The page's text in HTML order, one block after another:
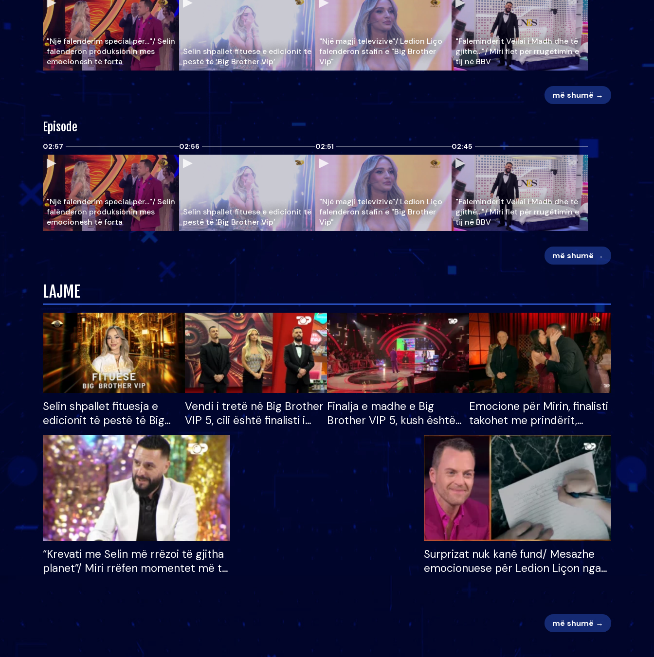
"Një falenderim special për…"/ Selin
falënderon produksionin mes
emocionesh të forta
Selin shpallet fituese e edicionit të
pestë të ‘Big Brother Vip’
"Një magji televizive"/ Ledion Liço
falenderon stafin e "Big Brother
Vip"
"Faleminderit Vëllai i Madh dhe të
gjithë…"/ Miri flet për rrugëtimin e
tij në BBV
më shumë →
Episode
02:57
"Një falenderim special për…"/ Selin
falënderon produksionin mes
emocionesh të forta
02:56
Selin shpallet fituese e edicionit të
pestë të ‘Big Brother Vip’
02:51
"Një magji televizive"/ Ledion Liço
falenderon stafin e "Big Brother
Vip"
02:45
"Faleminderit Vëllai i Madh dhe të
gjithë…"/ Miri flet për rrugëtimin e
tij në BBV
më shumë →
LAJME
Selin shpallet fituesja e
edicionit të pestë të Big
Brother VIP, rrëmben
çmimin e madh prej 100
mijë eurosh
Vendi i tretë në Big Brother
VIP 5, cili është finalisti i
radhës që lë shtëpinë
Finalja e madhe e Big
Brother VIP 5, kush është
banori i parë që lë shtëpinë
dhe humb mundësinë për
të fituar çmimin e madh
Emocione për Mirin, finalisti
takohet me prindërit,
vajzën dhe bashkëshorten:
S’kemi ndonjë letër divorci
apo jo?
“Krevati me Selin më rrëzoi të gjitha
planet”/ Miri rrëfen momentet më të
mungojë zilja e mëngjesit kur…
Surprizat nuk kanë fund/ Mesazhe
emocionuese për Ledion Liçon nga
më shumë →